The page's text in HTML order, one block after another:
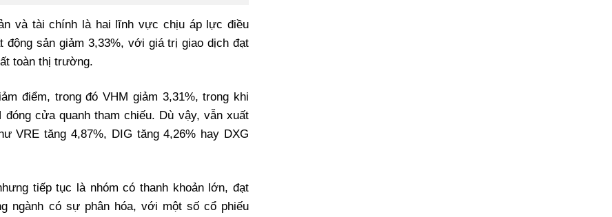
và tài chính là hai lĩnh vực chịu áp lực điều
động sản giảm 3,33%, với giá trị giao dịch đạt
toàn thị trường.
điểm, trong đó VHM giảm 3,31%, trong khi
cửa quanh tham chiếu. Dù vậy, vẫn xuất
VRE tăng 4,87%, DIG tăng 4,26% hay DXG
tiếp tục là nhóm có thanh khoản lớn, đạt
ngành có sự phân hóa, với một số cổ phiếu